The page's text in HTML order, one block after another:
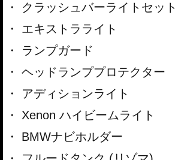
クラッシュバーライトセット
エキストラライト
ランプガード
ヘッドランププロテクター
アディションライト
Xenon ハイビームライト
BMWナビホルダー